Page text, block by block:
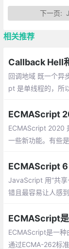
下一页:
相关推荐
Callback Hell
回调地域 既一个异
pt 是单线程的，所
ECMAScript
ECMAScript 2020
一些新功能。有些
ECMAScript 6
JavaScript 用“共享
错且最容易让人感
个 JavaScript 中定
ECMAScript是
ECMAScript是一种
通过ECMA-262标